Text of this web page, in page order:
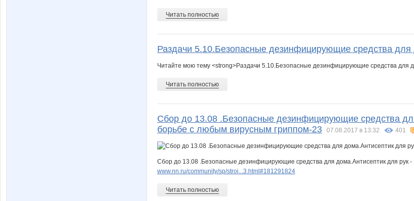
Читать полностью
Раздачи 5.10.Безопасные дезинфицирующие средства для
Читайте мою тему <strong>Раздачи 5.10.Безопасные дезинфицирующие средства для
Читать полностью
Сбор до 13.08 .Безопасные дезинфицирующие средства
борьбе с любым вирусным гриппом-23
07.08.2017 в 13:32 401
Сбор до 13.08 .Безопасные дезинфицирующие средства для дома.Антисептик для
www.nn.ru/community/sp/stroi...3.html#181291824
Читать полностью